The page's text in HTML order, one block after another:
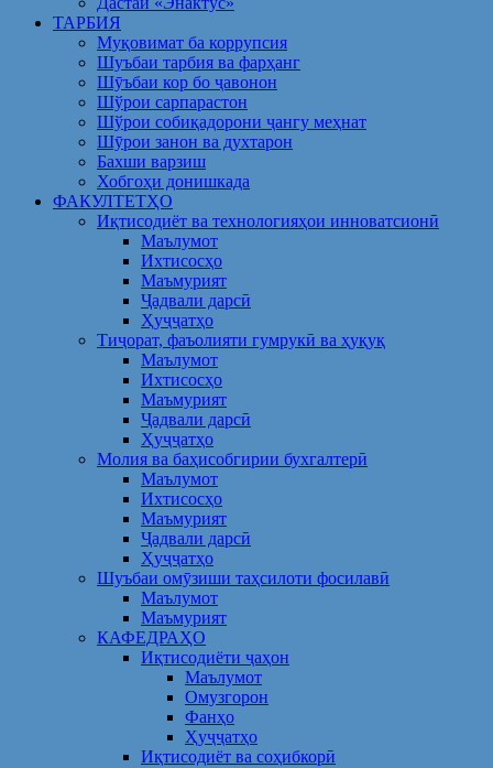
ТАРБИЯ
Муқовимат ба коррупсия
Шуъбаи тарбия ва фарҳанг
Шӯъбаи кор бо ҷавонон
Шўрои сарпарастон
Шўрои собиқадорони ҷангу меҳнат
Шӯрои занон ва духтарон
Бахши варзиш
Хобгоҳи донишкада
ФАКУЛТЕТҲО
Иқтисодиёт ва технологияҳои инноватсионӣ
Маълумот
Ихтисосҳо
Маъмурият
Ҷадвали дарсӣ
Ҳуҷҷатҳо
Тиҷорат, фаъолияти гумрукӣ ва ҳуқуқ
Маълумот
Ихтисосҳо
Маъмурият
Ҷадвали дарсӣ
Ҳуҷҷатҳо
Молия ва баҳисобгирии бухгалтерӣ
Маълумот
Ихтисосҳо
Маъмурият
Ҷадвали дарсӣ
Ҳуҷҷатҳо
Шуъбаи омӯзиши таҳсилоти фосилавӣ
Маълумот
Маъмурият
КАФЕДРАҲО
Иқтисодиёти ҷаҳон
Маълумот
Омузгорон
Фанҳо
Ҳуҷҷатҳо
Иқтисодиёт ва соҳибкорӣ